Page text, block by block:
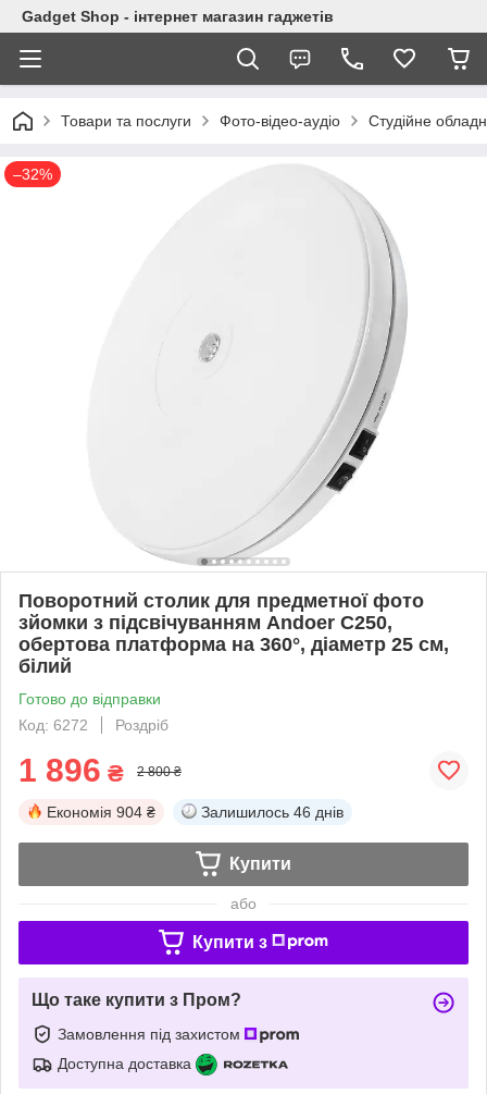
Gadget Shop - інтернет магазин гаджетів
Товари та послуги Фото-відео-аудіо Студійне
–32%
Поворотний столик для предметної фото
зйомки з підсвічуванням Andoer C250,
обертова платформа на 360°, діаметр 25 см,
білий
Готово до відправки
Код: 6272
Роздріб
1 896 ₴ 2 800 ₴
Економія 904 ₴ Залишилось 46 днів
Купити
або
Купити з
Що таке купити з Пром?
Замовлення під захистом
Доступна доставка